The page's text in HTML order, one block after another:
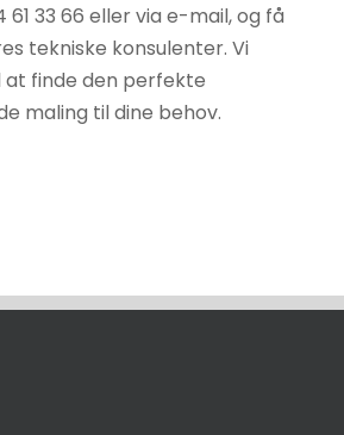
33 66 eller via e-mail, og få
tekniske konsulenter. Vi
finde den perfekte
maling til dine behov.